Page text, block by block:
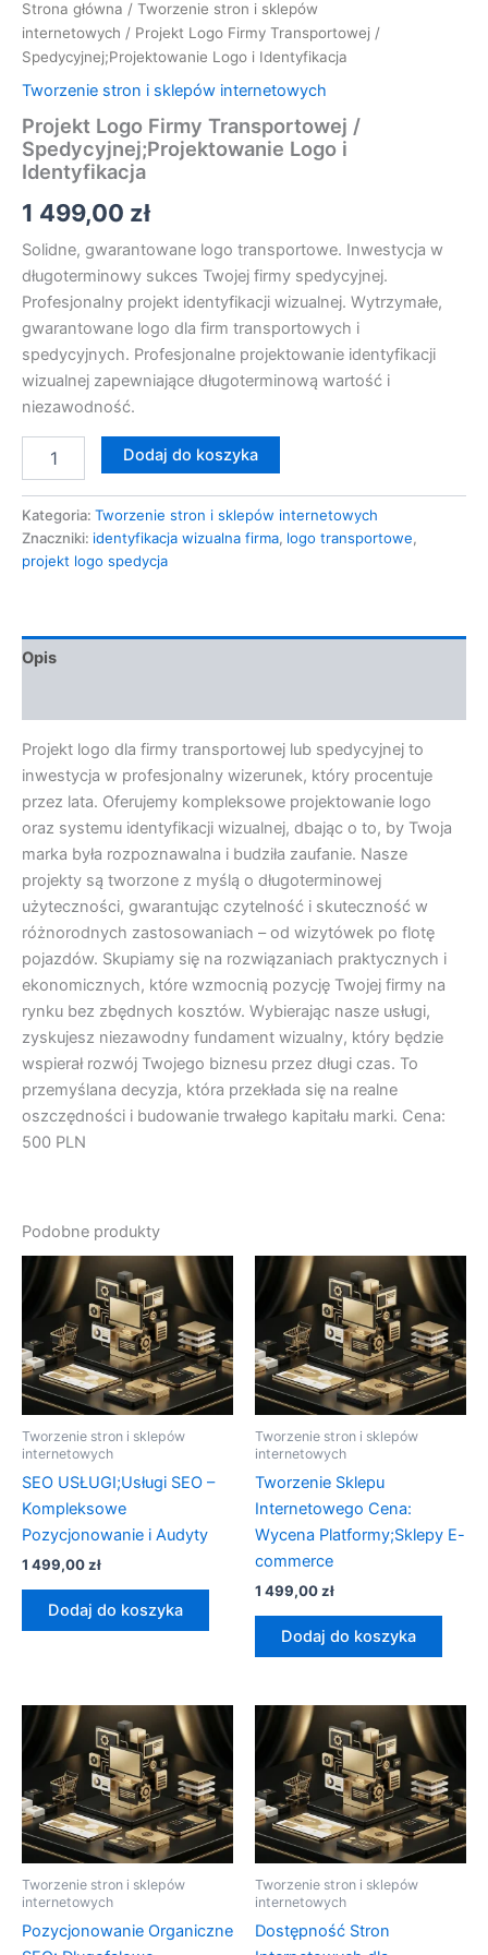
Strona główna / Tworzenie stron i sklepów
internetowych / Projekt Logo Firmy Transportowej /
Spedycyjnej;Projektowanie Logo i Identyfikacja
Tworzenie stron i sklepów internetowych
Projekt Logo Firmy Transportowej /
Spedycyjnej;Projektowanie Logo i
Identyfikacja
1 499,00 zł
Solidne, gwarantowane logo transportowe. Inwestycja w
długoterminowy sukces Twojej firmy spedycyjnej.
Profesjonalny projekt identyfikacji wizualnej. Wytrzymałe,
gwarantowane logo dla firm transportowych i
spedycyjnych. Profesjonalne projektowanie identyfikacji
wizualnej zapewniające długoterminową wartość i
niezawodność.
Dodaj do koszyka
Kategoria: Tworzenie stron i sklepów internetowych
Znaczniki: identyfikacja wizualna firma, logo transportowe,
projekt logo spedycja
Opis
Projekt logo dla firmy transportowej lub spedycyjnej to
inwestycja w profesjonalny wizerunek, który procentuje
przez lata. Oferujemy kompleksowe projektowanie logo
oraz systemu identyfikacji wizualnej, dbając o to, by Twoja
marka była rozpoznawalna i budziła zaufanie. Nasze
projekty są tworzone z myślą o długoterminowej
użyteczności, gwarantując czytelność i skuteczność w
różnorodnych zastosowaniach – od wizytówek po flotę
pojazdów. Skupiamy się na rozwiązaniach praktycznych i
ekonomicznych, które wzmocnią pozycję Twojej firmy na
rynku bez zbędnych kosztów. Wybierając nasze usługi,
zyskujesz niezawodny fundament wizualny, który będzie
wspierał rozwój Twojego biznesu przez długi czas. To
przemyślana decyzja, która przekłada się na realne
oszczędności i budowanie trwałego kapitału marki. Cena:
500 PLN
Podobne produkty
Tworzenie stron i sklepów
internetowych
SEO USŁUGI;Usługi SEO –
Kompleksowe
Pozycjonowanie i Audyty
1 499,00zł
Dodaj do koszyka
Tworzenie stron i sklepów
internetowych
Tworzenie Sklepu
Internetowego Cena:
Wycena Platformy;Sklepy E-
commerce
1 499,00zł
Dodaj do koszyka
Tworzenie stron i sklepów
internetowych
Pozycjonowanie Organiczne
Tworzenie stron i sklepów
internetowych
Dostępność Stron